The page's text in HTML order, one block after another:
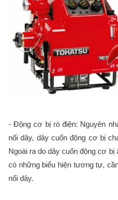
- Động cơ bị rò điện: Nguyên
nối dây, dây cuốn động cơ bị
Ngoài ra do dây cuốn động cơ
có những biểu hiện tương tự,
nối dây.